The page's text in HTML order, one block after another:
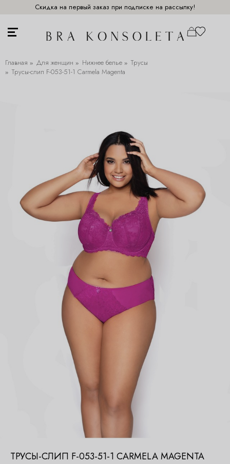
Скидка на первый заказ при подписке на рассылку!
Главная Для женщин Нижнее белье
Трусы
Трусы-слип F-053-51-1 Carmela Magenta
ТРУСЫ-СЛИП F-053-51-1 CARMELA MAGENTA